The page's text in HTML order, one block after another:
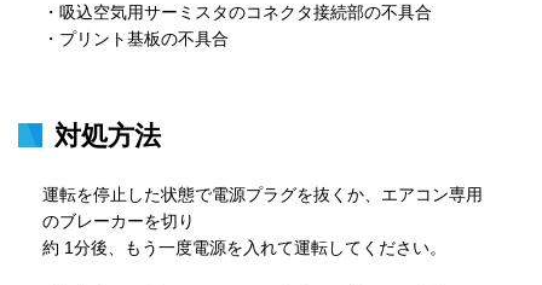
・吸込空気用サーミスタのコネクタ接続部の不具合
・プリント基板の不具合
対処方法
運転を停止した状態で電源プラグを抜くか、エアコン専用
のブレーカーを切り
約 1分後、もう一度電源を入れて運転してください。